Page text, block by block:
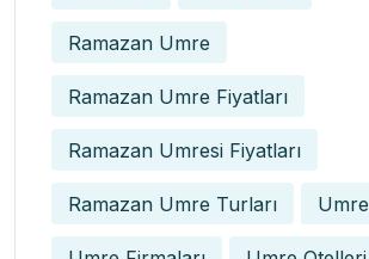
Ramazan Umre
Ramazan Umre Fiyatları
Ramazan Umresi Fiyatları
Ramazan Umre Turları Umre